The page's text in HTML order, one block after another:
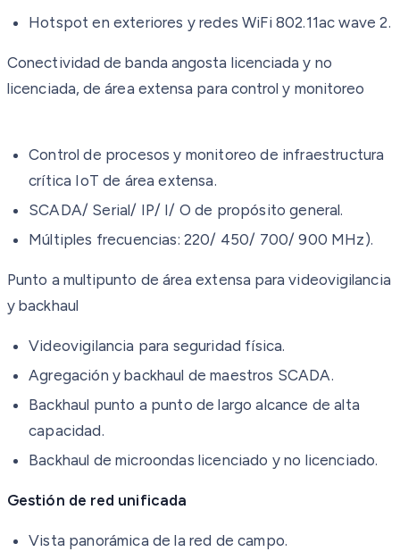
Hotspot en exteriores y redes WiFi 802.11ac wave 2.
Conectividad de banda angosta licenciada y no
licenciada, de área extensa para control y monitoreo
Control de procesos y monitoreo de infraestructura
crítica IoT de área extensa.
SCADA/ Serial/ IP/ I/ O de propósito general.
Múltiples frecuencias: 220/ 450/ 700/ 900 MHz).
Punto a multipunto de área extensa para videovigilancia
y backhaul
Videovigilancia para seguridad física.
Agregación y backhaul de maestros SCADA.
Backhaul punto a punto de largo alcance de alta
capacidad.
Backhaul de microondas licenciado y no licenciado.
Gestión de red unificada
Vista panorámica de la red de campo.